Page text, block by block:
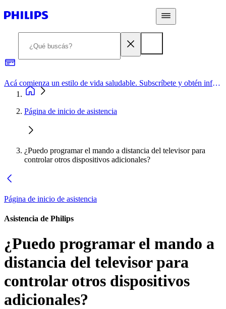
Acá comienza un estilo de vida saludable. Subscríbete y obtén información de primera mano
Página de inicio de asistencia
¿Puedo programar el mando a distancia del televisor para
controlar otros dispositivos adicionales?
Página de inicio de asistencia
Asistencia de Philips
¿Puedo programar el mando a
distancia del televisor para
controlar otros dispositivos
adicionales?